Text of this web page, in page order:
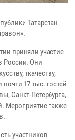
Татарстан
приняли участие
России. Они
ткачеству,
17 тыс. гостей
Санкт-Петербурга,
Мероприятие также
участников